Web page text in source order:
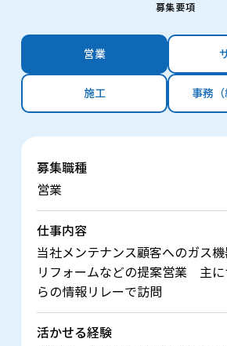
募集要項
営業
施工 事務（
募集職種
営業
仕事内容
当社メンテナンス顧客へのガス機
リフォームなどの提案営業 主に
らの情報リレーで訪問
活かせる経験